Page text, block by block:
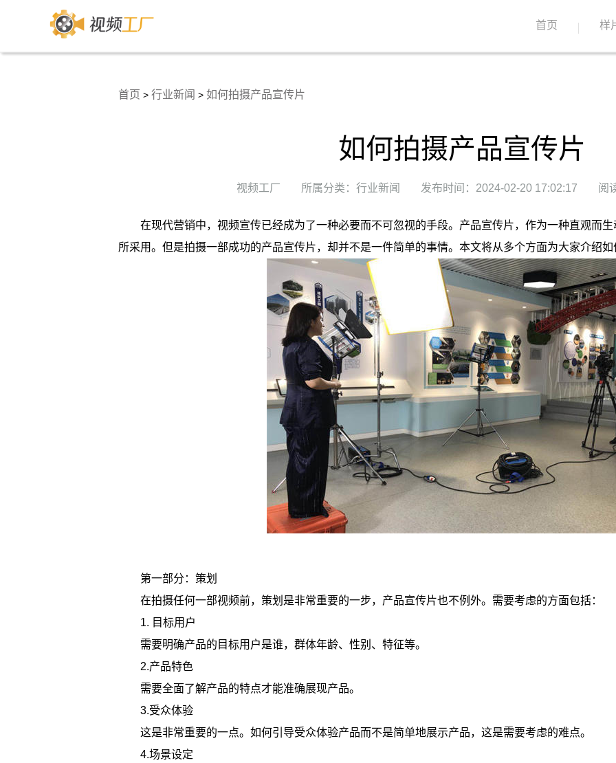
首页 样
首页 > 行业新闻 > 如何拍摄产品宣传片
如何拍摄产品宣传片
视频工厂 所属分类：行业新闻 发布时间：2024-02-20 17:02:17 阅
在现代营销中，视频宣传已经成为了一种必要而不可忽视的手段。产品宣传片，作为一种直观而
所采用。但是拍摄一部成功的产品宣传片，却并不是一件简单的事情。本文将从多个方面为大家介绍
第一部分：策划
在拍摄任何一部视频前，策划是非常重要的一步，产品宣传片也不例外。需要考虑的方面包括：
1. 目标用户
需要明确产品的目标用户是谁，群体年龄、性别、特征等。
2.产品特色
需要全面了解产品的特点才能准确展现产品。
3.受众体验
这是非常重要的一点。如何引导受众体验产品而不是简单地展示产品，这是需要考虑的难点。
4.场景设定